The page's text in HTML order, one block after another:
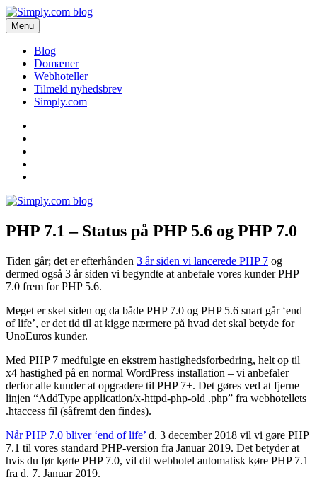
Videre
til
indhold
Simply.com blog
Få de seneste nyheder om domæner og webhoteller her.
Menu
Blog
Domæner
Webhoteller
Tilmeld nyhedsbrev
Simply.com
PHP 7.1 – Status på PHP 5.6 og PHP 7.0
Tiden går; det er efterhånden 3 år siden vi lancerede PHP 7 og
dermed også 3 år siden vi begyndte at anbefale vores kunder PHP
7.0 frem for PHP 5.6.
Meget er sket siden og da både PHP 7.0 og PHP 5.6 snart går ‘end
of life’, er det tid til at kigge nærmere på hvad det skal betyde for
UnoEuros kunder.
Med PHP 7 medfulgte en ekstrem hastighedsforbedring, helt op til
x4 hastighed på en normal WordPress installation – vi anbefaler
derfor alle kunder at opgradere til PHP 7+. Det gøres ved at fjerne
linjen “AddType application/x-httpd-php-old .php” fra webhotellets
.htaccess fil (såfremt den findes).
Når PHP 7.0 bliver ‘end of life’ d. 3 december 2018 vil vi gøre PHP
7.1 til vores standard PHP-version fra Januar 2019. Det betyder at
hvis du før kørte PHP 7.0, vil dit webhotel automatisk køre PHP 7.1
fra d. 7. Januar 2019.